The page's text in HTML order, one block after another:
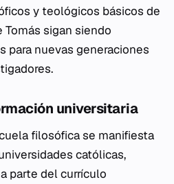
y teológicos básicos de
sigan siendo
para nuevas generaciones
universitaria
filosófica se manifiesta
católicas,
parte del currículo